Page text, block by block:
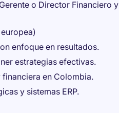
o Director Financiero y
enfoque en resultados.
estrategias efectivas.
en Colombia.
y sistemas ERP.